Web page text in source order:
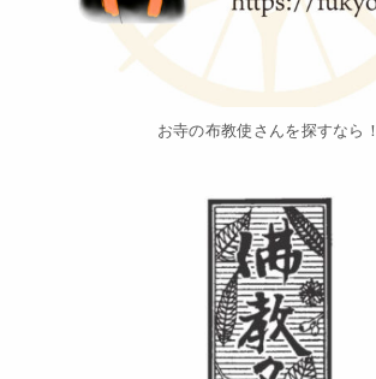
お寺の布教使さんを探すなら！